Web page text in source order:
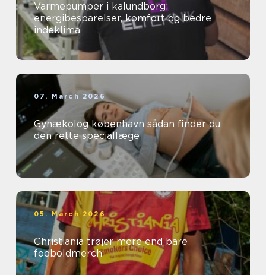
Varmepumper i kalundborg:
energibesparelser, komfort og bedre
indeklima
07. March 2026
Gynækolog københavn sådan finder du
den rette speciallæge
05. March 2026
Christiania trøjer mere end bare
fodboldmerch